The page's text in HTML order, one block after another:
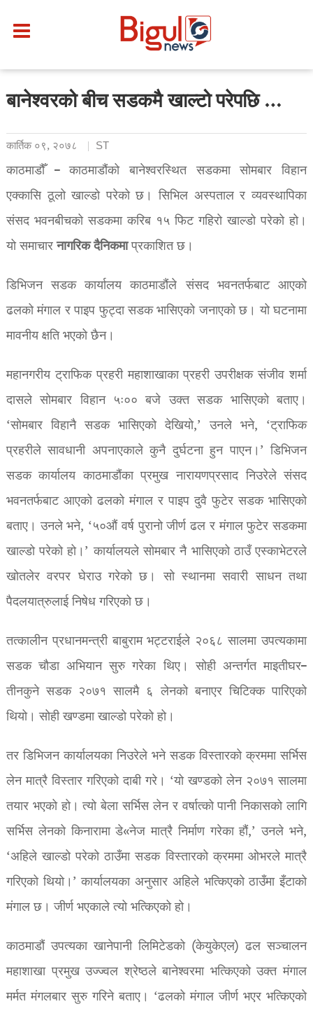
बानेश्वरको बीच सडकमै खाल्टो परेपछि …
कार्तिक ०९, २०७८ ST
काठमाडौँ – काठमाडौंको बानेश्वरस्थित सडकमा सोमबार विहान
एक्कासि ठूलो खाल्डो परेको छ। सिभिल अस्पताल र व्यवस्थापिका
संसद भवनबीचको सडकमा करिब १५ फिट गहिरो खाल्डो परेको हो।
यो समाचारनागरिकदैनिकमाप्रकाशित छ।
डिभिजन सडक कार्यालय काठमाडौंले संसद भवनतर्फबाट आएको
ढलको मंगाल र पाइप फुट्दा सडक भासिएको जनाएको छ। यो घटनामा
मावनीय क्षति भएको छैन।
महानगरीय ट्राफिक प्रहरी महाशाखाका प्रहरी उपरीक्षक संजीव शर्मा
दासले सोमबार विहान ५ः०० बजे उक्त सडक भासिएको बताए।
‘सोमबार विहानै सडक भासिएको देखियो,’ उनले भने, ‘ट्राफिक
प्रहरीले सावधानी अपनाएकाले कुनै दुर्घटना हुन पाएन।’ डिभिजन
सडक कार्यालय काठमाडौंका प्रमुख नारायणप्रसाद निउरेले संसद
भवनतर्फबाट आएको ढलको मंगाल र पाइप दुवै फुटेर सडक भासिएको
बताए। उनले भने, ‘५०औं वर्ष पुरानो जीर्ण ढल र मंगाल फुटेर सडकमा
खाल्डो परेको हो।’ कार्यालयले सोमबार नै भासिएको ठाउँ एस्काभेटरले
खोतलेर वरपर घेराउ गरेको छ। सो स्थानमा सवारी साधन तथा
पैदलयात्रुलाई निषेध गरिएको छ।
तत्कालीन प्रधानमन्त्री बाबुराम भट्टराईले २०६८ सालमा उपत्यकामा
सडक चौडा अभियान सुरु गरेका थिए। सोही अन्तर्गत माइतीघर–
तीनकुने सडक २०७१ सालमै ६ लेनको बनाएर चिटिक्क पारिएको
थियो। सोही खण्डमा खाल्डो परेको हो।
तर डिभिजन कार्यालयका निउरेले भने सडक विस्तारको क्रममा सर्भिस
लेन मात्रै विस्तार गरिएको दाबी गरे। ‘यो खण्डको लेन २०७१ सालमा
तयार भएको हो। त्यो बेला सर्भिस लेन र वर्षात्को पानी निकासको लागि
सर्भिस लेनको किनारामा डे«नेज मात्रै निर्माण गरेका हौं,’ उनले भने,
‘अहिले खाल्डो परेको ठाउँमा सडक विस्तारको क्रममा ओभरले मात्रै
गरिएको थियो।’ कार्यालयका अनुसार अहिले भत्किएको ठाउँमा इँटाको
मंगाल छ। जीर्ण भएकाले त्यो भत्किएको हो।
काठमाडौं उपत्यका खानेपानी लिमिटेडको (केयुकेएल) ढल सञ्चालन
महाशाखा प्रमुख उज्ज्वल श्रेष्ठले बानेश्वरमा भत्किएको उक्त मंगाल
मर्मत मंगलबार सुरु गरिने बताए। ‘ढलको मंगाल जीर्ण भएर भत्किएको